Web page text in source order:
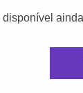
disponível